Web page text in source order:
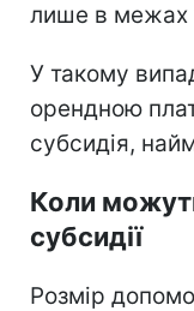
лише в межах
У такому
орендною
субсидія,
Коли
субсидії
Розмір